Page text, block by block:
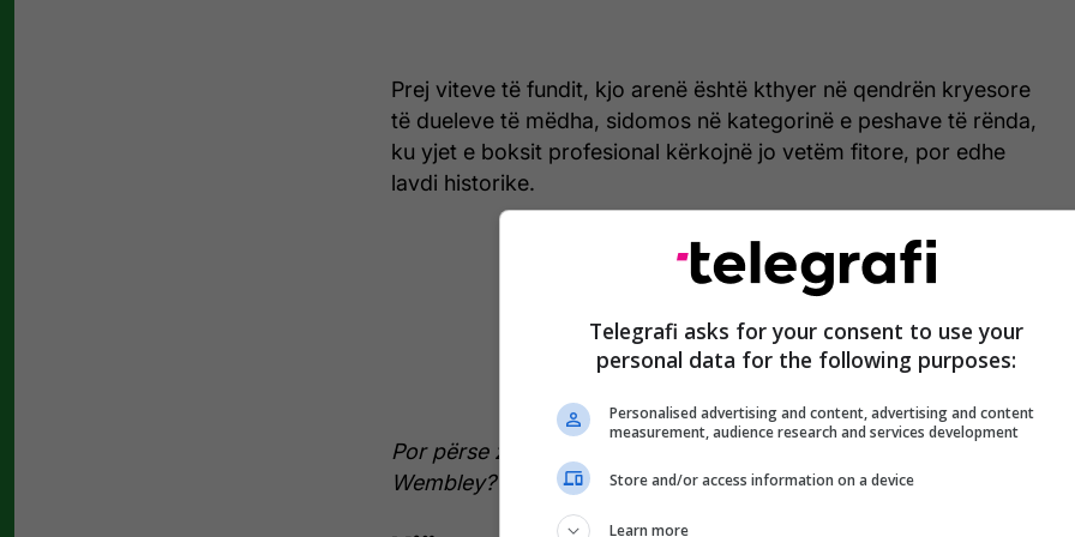
Prej viteve të fundit, kjo arenë është kthyer në qendrën kryesore
të dueleve të mëdha, sidomos në kategorinë e peshave të rënda,
ku yjet e boksit profesional kërkojnë jo vetëm fitore, por edhe
lavdi historike.
Por përse zhvillohen kaq shumë ndeshje boksi pikërisht në
Wembley?
Telegrafi asks for your consent to use your
personal data for the following purposes:
Personalised advertising and content, advertising and content
measurement, audience research and services development
Store and/or access information on a device
Learn more